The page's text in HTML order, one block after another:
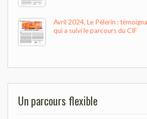
Avril 2024, Le Pèlerin :
qui a suivi le parcours du CIF
Un parcours flexible